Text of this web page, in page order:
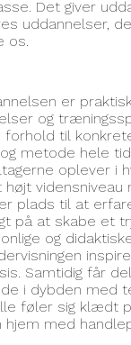
Det giver
uddannelser,
os.
er
og
til
metode hele
oplever i
plads til at
på at skabe et
og
Samtidig får
i dybden med
føler sig klædt
med